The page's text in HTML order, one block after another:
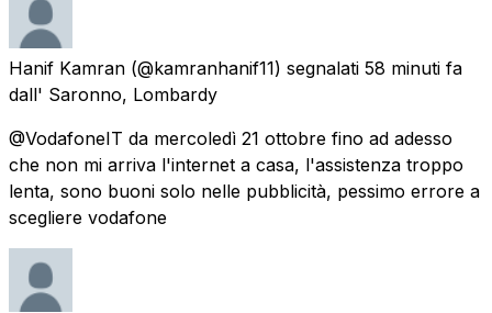
Hanif Kamran (@kamranhanif11) segnalati 58 minuti fa
dall' Saronno, Lombardy
@VodafoneIT da mercoledì 21 ottobre fino ad adesso
che non mi arriva l'internet a casa, l'assistenza troppo
lenta, sono buoni solo nelle pubblicità, pessimo errore a
scegliere vodafone